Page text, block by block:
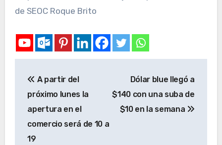
de SEOC Roque Brito
A partir del
próximo lunes la
apertura en el
comercio será de 10 a
19
Dólar blue llegó a
$140 con una suba de
$10 en la semana